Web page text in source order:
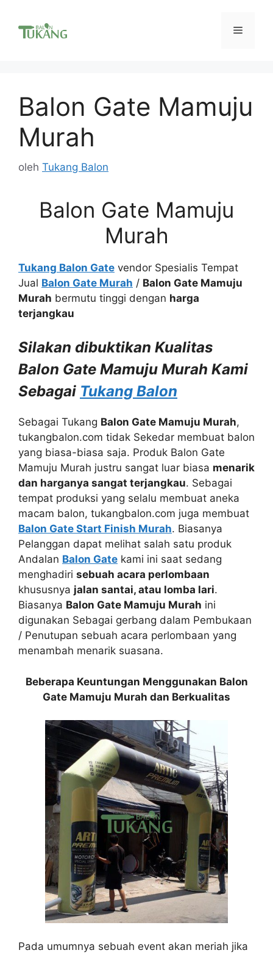
Menu
Balon Gate Mamuju
Murah
oleh Tukang Balon
Balon Gate Mamuju
Murah
Tukang Balon Gate vendor Spesialis Tempat
Jual Balon Gate Murah / Balon Gate Mamuju
Murah bermutu tinggi dengan harga
terjangkau
Silakan dibuktikan Kualitas
Balon Gate Mamuju Murah Kami
Sebagai Tukang Balon
Sebagai Tukang Balon Gate Mamuju Murah,
tukangbalon.com tidak Sekedar membuat balon
yang biasa-biasa saja. Produk Balon Gate
Mamuju Murah justru sangat luar biasa menarik
dan harganya sangat terjangkau. Sebagai
tempat produksi yang selalu membuat aneka
macam balon, tukangbalon.com juga membuat
Balon Gate Start Finish Murah. Biasanya
Pelanggan dapat melihat salah satu produk
Andalan Balon Gate kami ini saat sedang
menghadiri sebuah acara perlombaan
khususnya jalan santai, atau lomba lari.
Biasanya Balon Gate Mamuju Murah ini
digunakan Sebagai gerbang dalam Pembukaan
/ Penutupan sebuah acara perlombaan yang
menambah menarik suasana.
Beberapa Keuntungan Menggunakan Balon
Gate Mamuju Murah dan Berkualitas
Pada umumnya sebuah event akan meriah jika